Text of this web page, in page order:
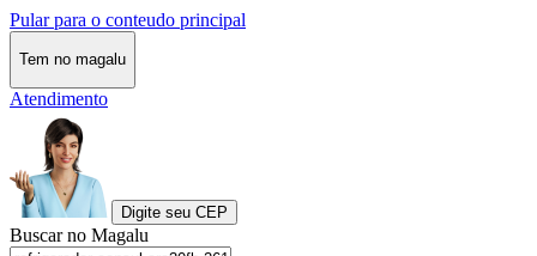
Pular para o conteudo principal
Tem no magalu
Atendimento
Digite seu CEP
Buscar no Magalu